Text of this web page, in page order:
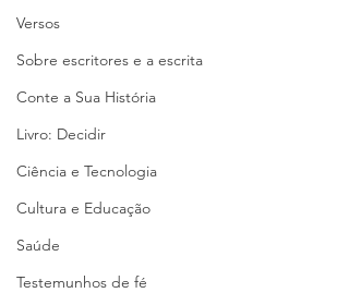
Versos
Sobre escritores e a escrita
Conte a Sua História
Livro: Decidir
Ciência e Tecnologia
Cultura e Educação
Saúde
Testemunhos de fé